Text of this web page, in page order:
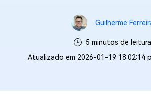
Guilherme
5 minutos de leitura
Atualizado em 2026-01-19 18:02:14